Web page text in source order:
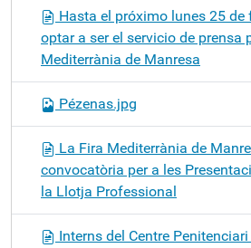
Hasta el próximo lunes 25 de
optar a ser el servicio de prensa
Mediterrània de Manresa
Pézenas.jpg
La Fira Mediterrània de
convocatòria per a les
la Llotja Professional
Interns del Centre